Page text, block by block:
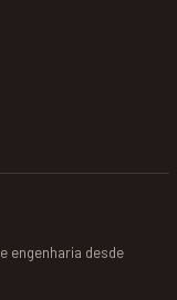
engenharia desde